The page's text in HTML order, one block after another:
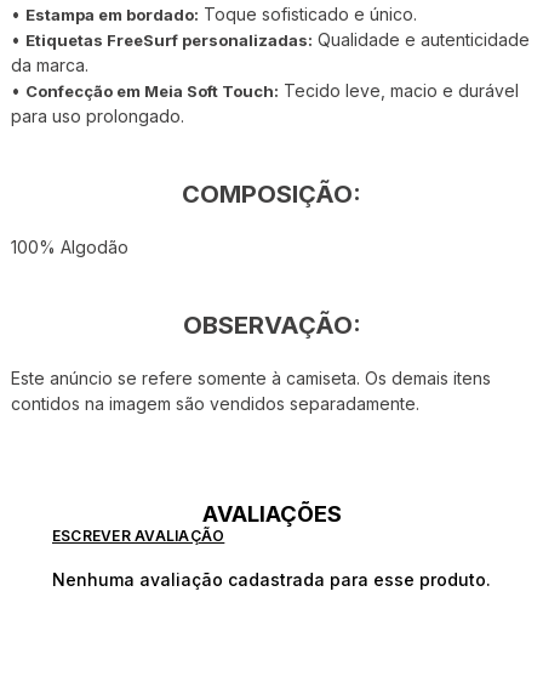
• Estampa em bordado: Toque sofisticado e único.
• Etiquetas FreeSurf personalizadas: Qualidade e autenticidade
da marca.
• Confecção em Meia Soft Touch: Tecido leve, macio e durável
para uso prolongado.
COMPOSIÇÃO:
100% Algodão
OBSERVAÇÃO:
Este anúncio se refere somente à camiseta. Os demais itens
contidos na imagem são vendidos separadamente.
AVALIAÇÕES
ESCREVER AVALIAÇÃO
Nenhuma avaliação cadastrada para esse produto.